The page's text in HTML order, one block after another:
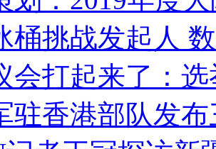
桶挑战发起人
会打起来了：
驻香港部队发